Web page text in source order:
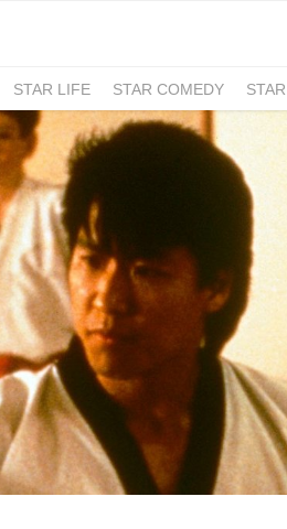
STAR LIFE STAR COMEDY